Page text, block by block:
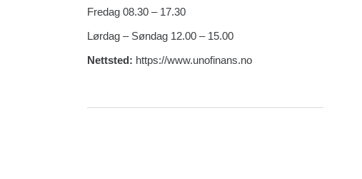
Fredag 08.30 – 17.30
Lørdag – Søndag 12.00 – 15.00
Nettsted: https://www.unofinans.no